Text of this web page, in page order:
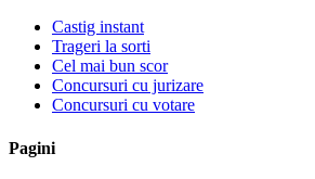
Castig instant
Trageri la sorti
Cel mai bun scor
Concursuri cu jurizare
Concursuri cu votare
Pagini